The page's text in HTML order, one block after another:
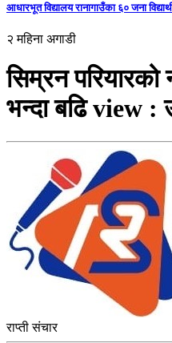
आधारभूत विद्यालय रानागाउँका ६० जना
२ महिना अगाडी
सिम्रन
भन्दा बढि view :
राप्ती संचार